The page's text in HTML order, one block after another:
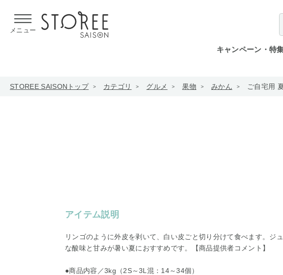
メニュー
キャンペーン・特
STOREE SAISONトップ カテゴリ グルメ 果物 みかん ご自宅用
アイテム説明
リンゴのように外皮を剥いて、白い皮ごと切り分けて食べます。ジ
な酸味と甘みが暑い夏におすすめです。【商品提供者コメント】
●商品内容／3kg（2S～3L混：14～34個）